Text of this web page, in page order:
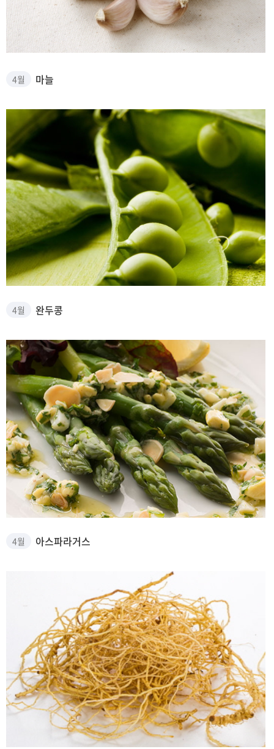
4월 마늘
4월 완두콩
4월 아스파라거스